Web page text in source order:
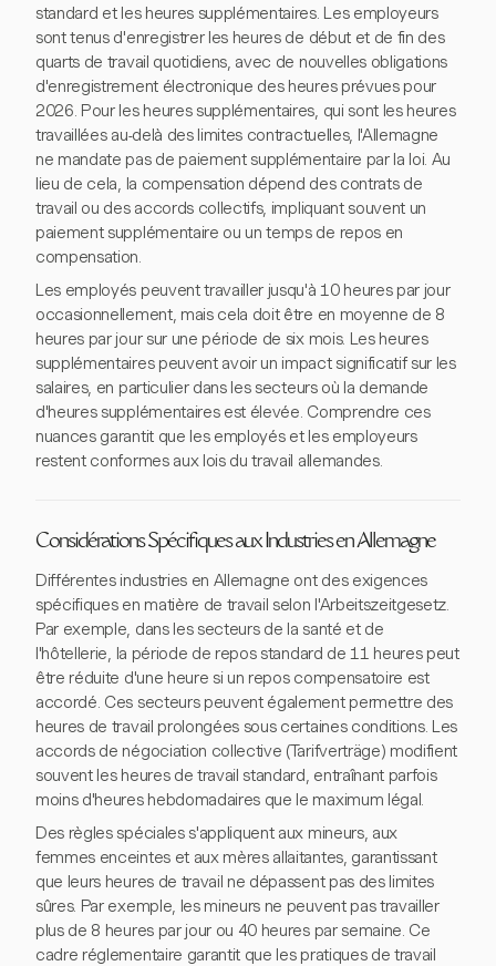
standard et les heures supplémentaires. Les employeurs
sont tenus d'enregistrer les heures de début et de fin des
quarts de travail quotidiens, avec de nouvelles obligations
d'enregistrement électronique des heures prévues pour
2026. Pour les heures supplémentaires, qui sont les heures
travaillées au-delà des limites contractuelles, l'Allemagne
ne mandate pas de paiement supplémentaire par la loi. Au
lieu de cela, la compensation dépend des contrats de
travail ou des accords collectifs, impliquant souvent un
paiement supplémentaire ou un temps de repos en
compensation.
Les employés peuvent travailler jusqu'à 10 heures par jour
occasionnellement, mais cela doit être en moyenne de 8
heures par jour sur une période de six mois. Les heures
supplémentaires peuvent avoir un impact significatif sur les
salaires, en particulier dans les secteurs où la demande
d'heures supplémentaires est élevée. Comprendre ces
nuances garantit que les employés et les employeurs
restent conformes aux lois du travail allemandes.
Considérations Spécifiques aux Industries en Allemagne
Différentes industries en Allemagne ont des exigences
spécifiques en matière de travail selon l'Arbeitszeitgesetz.
Par exemple, dans les secteurs de la santé et de
l'hôtellerie, la période de repos standard de 11 heures peut
être réduite d'une heure si un repos compensatoire est
accordé. Ces secteurs peuvent également permettre des
heures de travail prolongées sous certaines conditions. Les
accords de négociation collective (Tarifverträge) modifient
souvent les heures de travail standard, entraînant parfois
moins d'heures hebdomadaires que le maximum légal.
Des règles spéciales s'appliquent aux mineurs, aux
femmes enceintes et aux mères allaitantes, garantissant
que leurs heures de travail ne dépassent pas des limites
sûres. Par exemple, les mineurs ne peuvent pas travailler
plus de 8 heures par jour ou 40 heures par semaine. Ce
cadre réglementaire garantit que les pratiques de travail